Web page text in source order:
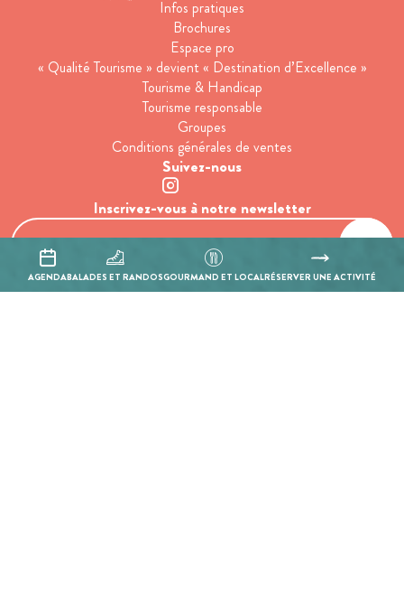
AGENDABALADES ET RANDOSGOURMAND ET LOCALRÉSERVER UNE ACTIVITÉ
Infos pratiques
Brochures
Espace pro
« Qualité Tourisme » devient « Destination d’Excellence »
Tourisme & Handicap
Tourisme responsable
Groupes
Conditions générales de ventes
Suivez-nous
Inscrivez-vous à notre newsletter